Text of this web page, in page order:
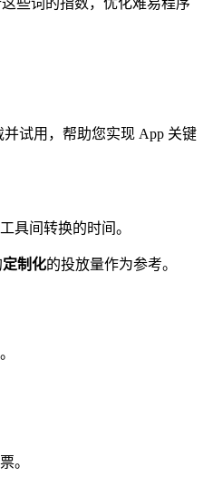
试用，帮助您实现 App 关键
具间转换的时间。
定制化的投放量作为参考。
。